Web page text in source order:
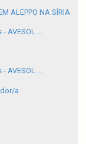
ALEPPO NA SÍRIA
...
AVESOL ...
a